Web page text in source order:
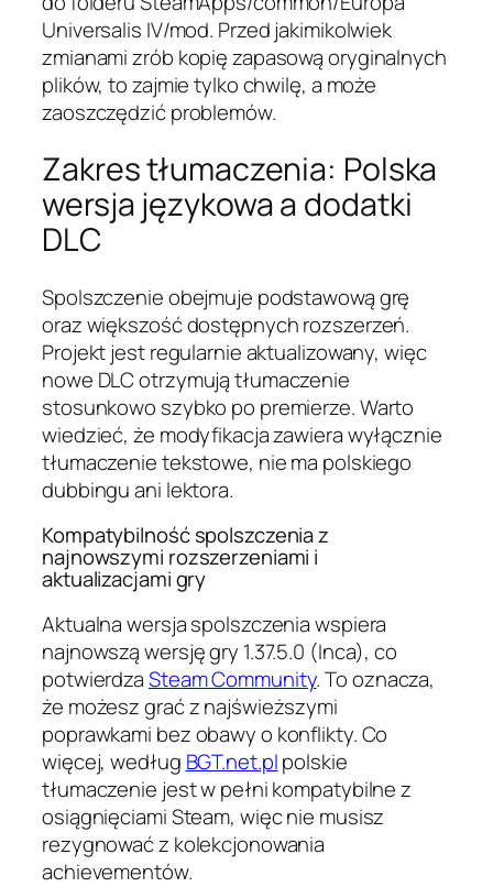
Universalis IV/mod. Przed jakimikolwiek
zmianami zrób kopię zapasową oryginalnych
plików, to zajmie tylko chwilę, a może
zaoszczędzić problemów.
Zakres tłumaczenia: Polska
wersja językowa a dodatki
DLC
Spolszczenie obejmuje podstawową grę
oraz większość dostępnych rozszerzeń.
Projekt jest regularnie aktualizowany, więc
nowe DLC otrzymują tłumaczenie
stosunkowo szybko po premierze. Warto
wiedzieć, że modyfikacja zawiera wyłącznie
tłumaczenie tekstowe, nie ma polskiego
dubbingu ani lektora.
Kompatybilność spolszczenia z
najnowszymi rozszerzeniami i
aktualizacjami gry
Aktualna wersja spolszczenia wspiera
najnowszą wersję gry 1.37.5.0 (Inca), co
potwierdzaSteam Community. To oznacza,
że możesz grać z najświeższymi
poprawkami bez obawy o konflikty. Co
więcej, według BGT.net.plpolskie
tłumaczenie jest w pełni kompatybilne z
osiągnięciami Steam, więc nie musisz
rezygnować z kolekcjonowania
achievementów.